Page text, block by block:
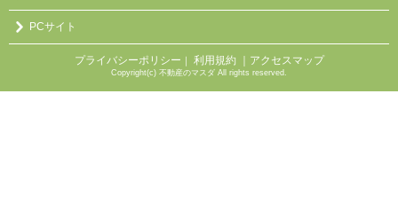
PCサイト
プライバシーポリシー ｜ 利用規約 ｜アクセスマップ
Copyright(c) 不動産のマスダ All rights reserved.